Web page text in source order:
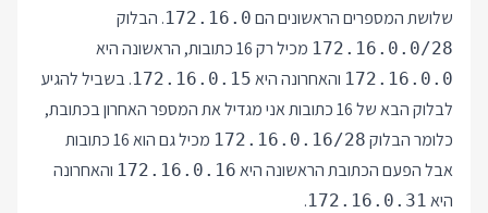
שלושת המספרים הראשונים הם 172.16.0. הבלוק
172.16.0.0/28 מכיל רק 16 כתובות, הראשונה היא
172.16.0.0 והאחרונה היא 172.16.0.15. בשביל להגיע
לבלוק הבא של 16 כתובות אני מגדיל את המספר האחרון בכתובת,
כלומר הבלוק 172.16.0.16/28
מכיל גם הוא 16 כתובות
אבל הפעם הכתובת הראשונה היא 172.16.0.16 והאחרונה
היא 172.16.0.31
.